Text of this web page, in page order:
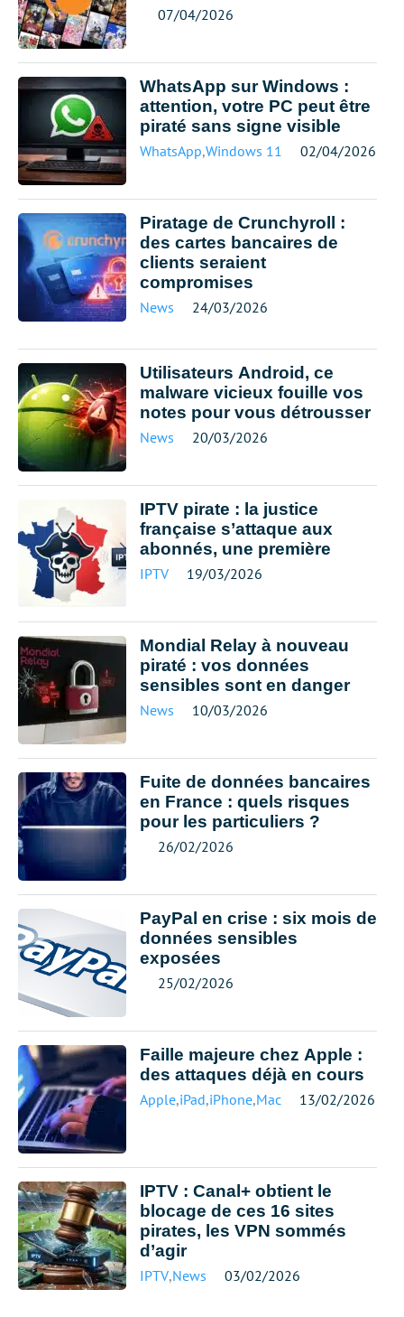
07/04/2026
WhatsApp sur Windows :
attention, votre PC peut être
piraté sans signe visible
WhatsApp,Windows 11 02/04/2026
Piratage de Crunchyroll :
des cartes bancaires de
clients seraient
compromises
News 24/03/2026
Utilisateurs Android, ce
malware vicieux fouille vos
notes pour vous détrousser
News 20/03/2026
IPTV pirate : la justice
française s’attaque aux
abonnés, une première
IPTV 19/03/2026
Mondial Relay à nouveau
piraté : vos données
sensibles sont en danger
News 10/03/2026
Fuite de données bancaires
en France : quels risques
pour les particuliers ?
26/02/2026
PayPal en crise : six mois de
données sensibles
exposées
25/02/2026
Faille majeure chez Apple :
des attaques déjà en cours
Apple,iPad,iPhone,Mac 13/02/2026
IPTV : Canal+ obtient le
blocage de ces 16 sites
pirates, les VPN sommés
d’agir
IPTV,News 03/02/2026